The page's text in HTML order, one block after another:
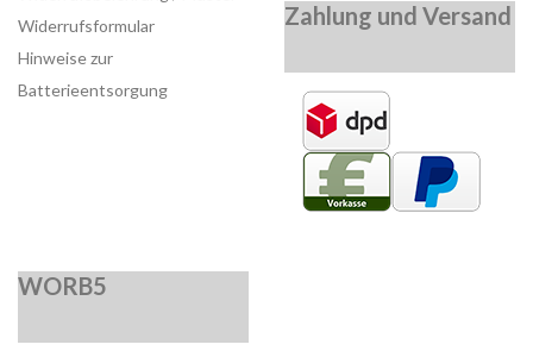
Widerrufsformular
Hinweise zur
Batterieentsorgung
Zahlung und Versand
WORB5